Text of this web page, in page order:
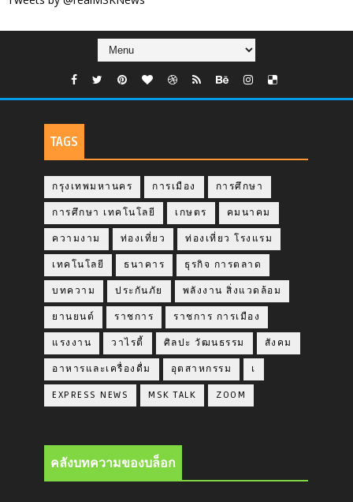
TAGS
กรุงเทพมหานคร การเมือง การศึกษา
การศึกษา เทคโนโลยี เกษตร คมนาคม
ความงาม ท่องเที่ยว ท่องเที่ยว โรงแรม
เทคโนโลยี ธนาคาร ธุรกิจ การตลาด
บทความ ประกันภัย พลังงาน สิ่งแวดล้อม
ยานยนต์ ราชการ ราชการ การเมือง
แรงงาน วาไรตี้ ศิลปะ วัฒนธรรม สังคม
อาหารและเครื่องดื่ม อุตสาหกรรม เ
EXPRESS NEWS MSK TALK ZOOM
คลังบทความของบล็อก